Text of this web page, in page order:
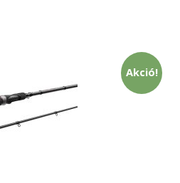
Akció!